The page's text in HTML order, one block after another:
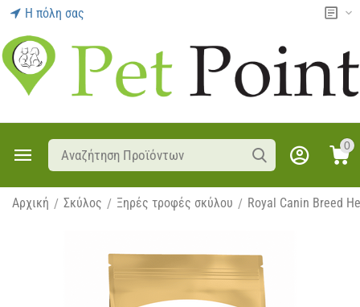
Η πόλη σας
0
Αρχική / Σκύλος / Ξηρές τροφές σκύλου / Royal Canin Breed